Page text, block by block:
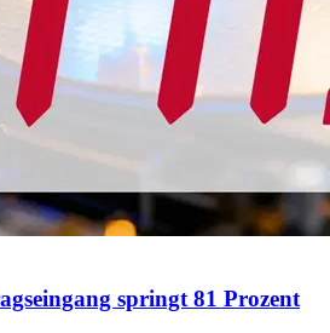
springt 81 Prozent